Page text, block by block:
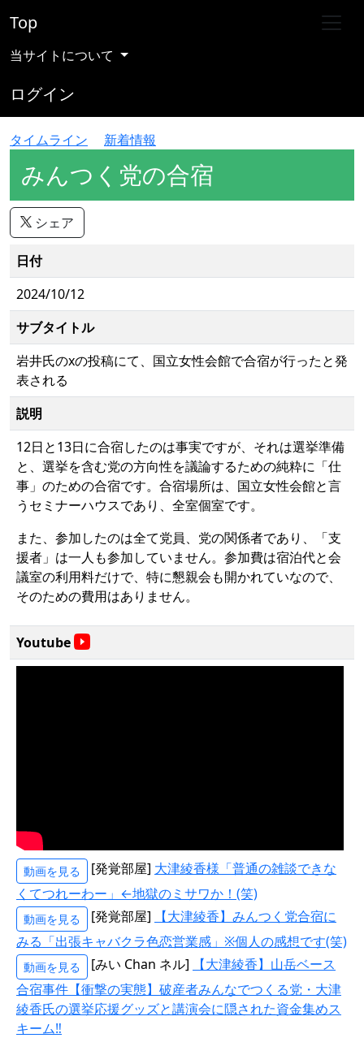
Top
当サイトについて
ログイン
タイムライン 新着情報
みんつく党の合宿
シェア
日付
2024/10/12
サブタイトル
岩井氏のxの投稿にて、国立女性会館で合宿が行ったと発
表される
説明
12日と13日に合宿したのは事実ですが、それは選挙準備
と、選挙を含む党の方向性を議論するための純粋に「仕
事」のための合宿です。合宿場所は、国立女性会館と言
うセミナーハウスであり、全室個室です。
また、参加したのは全て党員、党の関係者であり、「支
援者」は一人も参加していません。参加費は宿泊代と会
議室の利用料だけで、特に懇親会も開かれていなので、
そのための費用はありません。
Youtube
動画を見る [発覚部屋] 大津綾香様「普通の雑談できな
くてつれーわー」←地獄のミサワか！(笑)
動画を見る [発覚部屋]
【大津綾香】みんつく党合宿に
みる「出張キャバクラ色恋営業感」※個人の感想です(笑)
動画を見る [みい Chan ネル]
【大津綾香】山岳ベース
合宿事件【衝撃の実態】破産者みんなでつくる党・大津
綾香氏の選挙応援グッズと講演会に隠された資金集めス
キーム‼